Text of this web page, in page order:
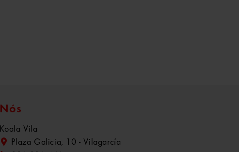
Nós
Koala Vila
Plaza Galicia, 10 - Vilagarcía